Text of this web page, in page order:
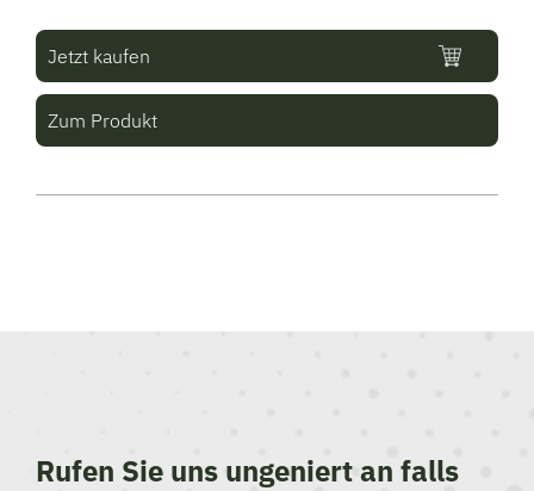
Jetzt kaufen
Zum Produkt
Rufen Sie uns ungeniert an falls